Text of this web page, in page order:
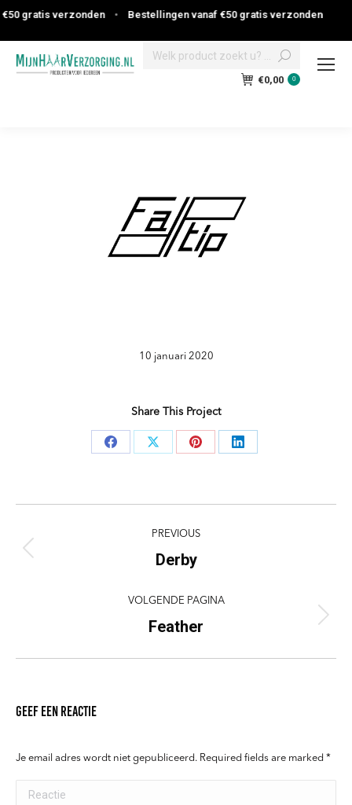
gratis verzonden Bestellingen vanaf €50 gratis verzonden
Search:
€0,00 0
10 januari 2020
Share This Project
Deel
Deel
Deel
Deel
navigation
PREVIOUS
Previous
Derby
VOLGENDE PAGINA
Next
Feather
Geef een reactie
Je email adres wordt niet gepubliceerd. Required fields are marked *
Reactie